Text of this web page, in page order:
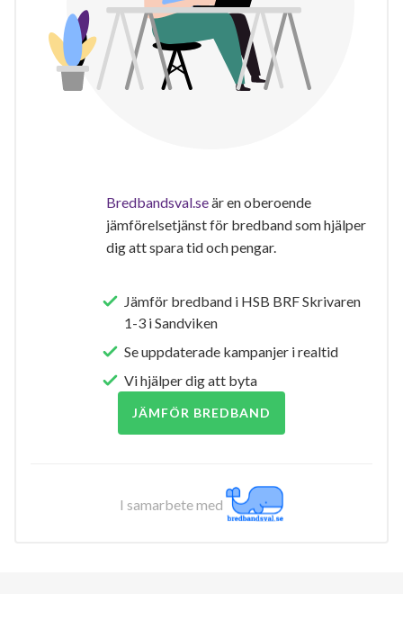
Bredbandsval.seär en oberoende
jämförelsetjänst för bredband som hjälper
dig att spara tid och pengar.
Jämför bredband i HSB BRF Skrivaren
1-3 i Sandviken
Se uppdaterade kampanjer i realtid
Vi hjälper dig att byta
JÄMFÖR BREDBAND
I samarbete med